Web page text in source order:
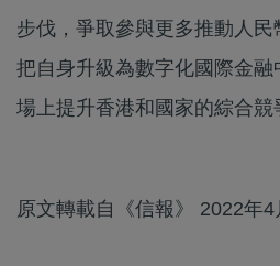
步伐，爭取參與更多推動人
把自身升級為數字化國際金
場上提升香港和國家的綜合競
原文轉載自《信報》 2022年